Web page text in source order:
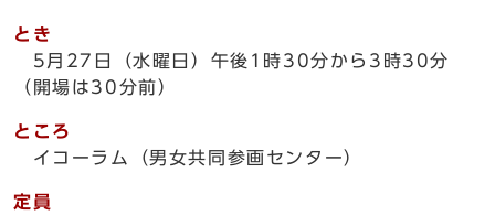
とき
5月27日（水曜日）午後1時30分から3時30分
（開場は30分前）
ところ
イコーラム（男女共同参画センター）
定員